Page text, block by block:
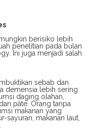
berisiko lebih
penelitian pada bulan
Ini juga menjadi salah
sebab dan
demensia lebih sering
daging olahan,
pâté. Orang tanpa
makanan yang
sayuran, makanan laut,